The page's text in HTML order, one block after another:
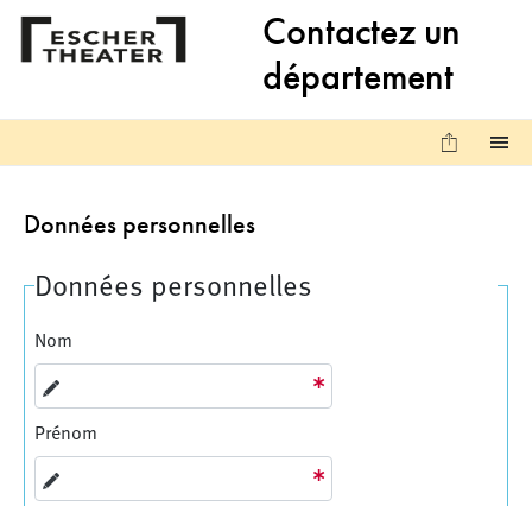
Aller au contenu principal
Aller aux liens de bas de page
Contactez un
département
Données personnelles
Données personnelles
Nom
Prénom